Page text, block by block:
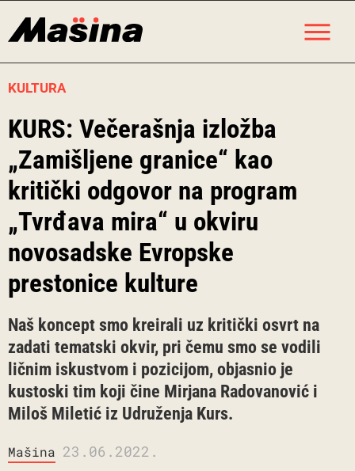
KULTURA
KURS: Večerašnja izložba
„Zamišljene granice“ kao
kritički odgovor na program
„Tvrđava mira“ u okviru
novosadske Evropske
prestonice kulture
Naš koncept smo kreirali uz kritički osvrt na
zadati tematski okvir, pri čemu smo se vodili
ličnim iskustvom i pozicijom, objasnio je
kustoski tim koji čine Mirjana Radovanović i
Miloš Miletić iz Udruženja Kurs.
Mašina 23.06.2022.